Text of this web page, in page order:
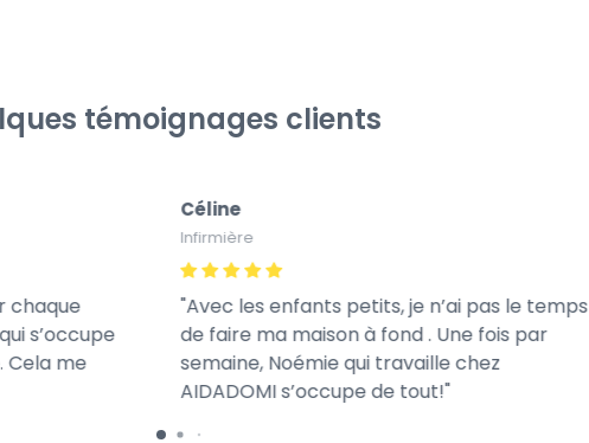
témoignages clients
chaque
s’occupe
Cela me
Céline
Infirmière
Avec les enfants petits, je n’ai pas le temps
de faire ma maison à fond . Une fois par
semaine, Noémie qui travaille chez
AIDADOMI s’occupe de tout!